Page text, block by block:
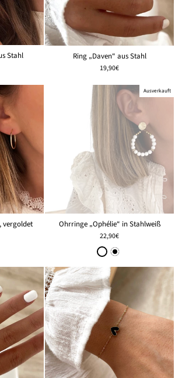
Stahl Ring „Daven“ aus Stahl
19,90€
vergoldet
Ausverkauft
Ohrringe „Ophélie“ in Stahlweiß
22,90€